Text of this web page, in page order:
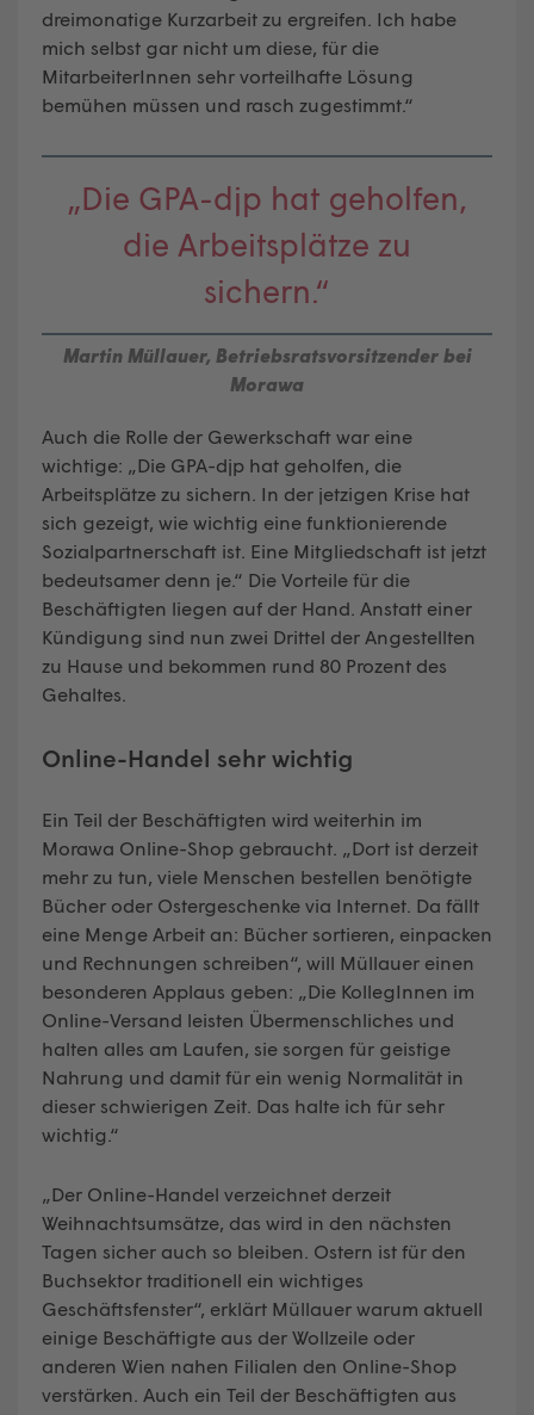
dreimonatige Kurzarbeit zu ergreifen. Ich habe
mich selbst gar nicht um diese, für die
MitarbeiterInnen sehr vorteilhafte Lösung
bemühen müssen und rasch zugestimmt.“
„Die GPA-djp hat geholfen,
die Arbeitsplätze zu
sichern.“
Martin Müllauer, Betriebsratsvorsitzender bei
Morawa
Auch die Rolle der Gewerkschaft war eine
wichtige: „Die GPA-djp hat geholfen, die
Arbeitsplätze zu sichern. In der jetzigen Krise hat
sich gezeigt, wie wichtig eine funktionierende
Sozialpartnerschaft ist. Eine Mitgliedschaft ist jetzt
bedeutsamer denn je.“ Die Vorteile für die
Beschäftigten liegen auf der Hand. Anstatt einer
Kündigung sind nun zwei Drittel der Angestellten
zu Hause und bekommen rund 80 Prozent des
Gehaltes.
Online-Handel sehr wichtig
Ein Teil der Beschäftigten wird weiterhin im
Morawa Online-Shop gebraucht. „Dort ist derzeit
mehr zu tun, viele Menschen bestellen benötigte
Bücher oder Ostergeschenke via Internet. Da fällt
eine Menge Arbeit an: Bücher sortieren, einpacken
und Rechnungen schreiben“, will Müllauer einen
besonderen Applaus geben: „Die KollegInnen im
Online-Versand leisten Übermenschliches und
halten alles am Laufen, sie sorgen für geistige
Nahrung und damit für ein wenig Normalität in
dieser schwierigen Zeit. Das halte ich für sehr
wichtig.“
„Der Online-Handel verzeichnet derzeit
Weihnachtsumsätze, das wird in den nächsten
Tagen sicher auch so bleiben. Ostern ist für den
Buchsektor traditionell ein wichtiges
Geschäftsfenster“, erklärt Müllauer warum aktuell
einige Beschäftigte aus der Wollzeile oder
anderen Wien nahen Filialen den Online-Shop
verstärken. Auch ein Teil der Beschäftigten aus